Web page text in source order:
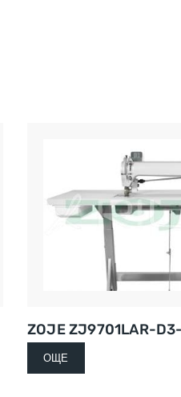
ZOJE ZJ9701LAR-
ОЩЕ